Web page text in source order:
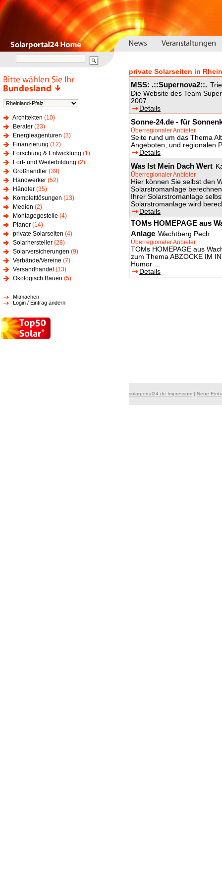
Architekten (10)
Berater (23)
Energieagenturen (3)
Finanzierung (12)
Forschung & Entwicklung (1)
Fort- und Weiterbildung (2)
Großhändler (39)
Handwerker (52)
Händler (35)
Komplettlösungen (13)
Medien (2)
Montagegestelle (4)
Planer (14)
private Solarseiten (4)
Solarhersteller (28)
Solarversicherungen (9)
Verbände/Vereine (7)
Versandhandel (13)
Ökologisch Bauen (5)
Mitmachen
Login / Eintrag ändern
private Solarseiten in
MSS: .::Supernova2::.
Die Website des Team
2007
Details
Sonne-24.de - für
Überregionaler Anbieter
Seite rund um das Thema
Angeboten, und regionalen
Details
Was Ist Mein Dach Wert
Überregionaler Anbieter
Hier können Sie selbst den
Solarstromanlage
Ihrer Solarstromanlage
Solarstromanlage wird
Details
TOMs HOMEPAGE aus
Anlage Wachtberg Pech
Überregionaler Anbieter
TOMs HOMEPAGE aus
zum Thema ABZOCKE IM
Humor ...
Details
solarportal24.de Impressum | Neue